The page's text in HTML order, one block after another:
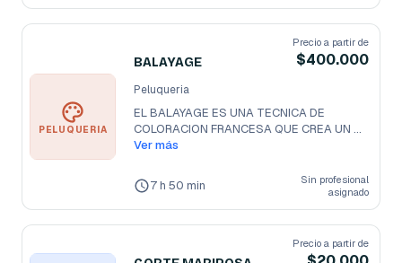
PELUQUERIA
BALAYAGE
Precio a partir de
$400.000
Peluqueria
EL BALAYAGE ES UNA TECNICA DE
COLORACION FRANCESA QUE CREA UN
CABELLO
Ver más
7 h 50 min
Sin profesional
asignado
Precio a partir de